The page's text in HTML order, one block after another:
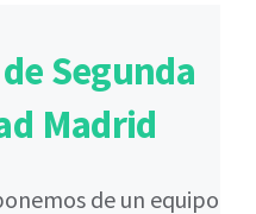
Segunda
Madrid
de un equipo